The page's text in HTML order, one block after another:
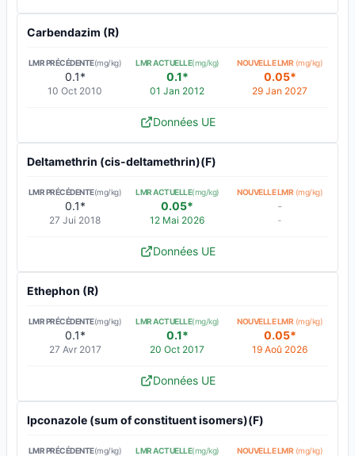
Carbendazim (R)
LMR PRÉCÉDENTE(mg/kg)
0.1*
10 Oct 2010
LMR ACTUELLE(mg/kg)
0.1*
01 Jan 2012
NOUVELLE LMR (mg/kg)
0.05*
29 Jan 2027
Données UE
Deltamethrin (cis-deltamethrin)(F)
LMR PRÉCÉDENTE(mg/kg)
0.1*
27 Jui 2018
LMR ACTUELLE(mg/kg)
0.05*
12 Mai 2026
NOUVELLE LMR (mg/kg)
-
-
Données UE
Ethephon (R)
LMR PRÉCÉDENTE(mg/kg)
0.1*
27 Avr 2017
LMR ACTUELLE(mg/kg)
0.1*
20 Oct 2017
NOUVELLE LMR (mg/kg)
0.05*
19 Aoû 2026
Données UE
Ipconazole (sum of constituent isomers)(F)
LMR PRÉCÉDENTE(mg/kg) LMR ACTUELLE(mg/kg) NOUVELLE LMR (mg/kg)